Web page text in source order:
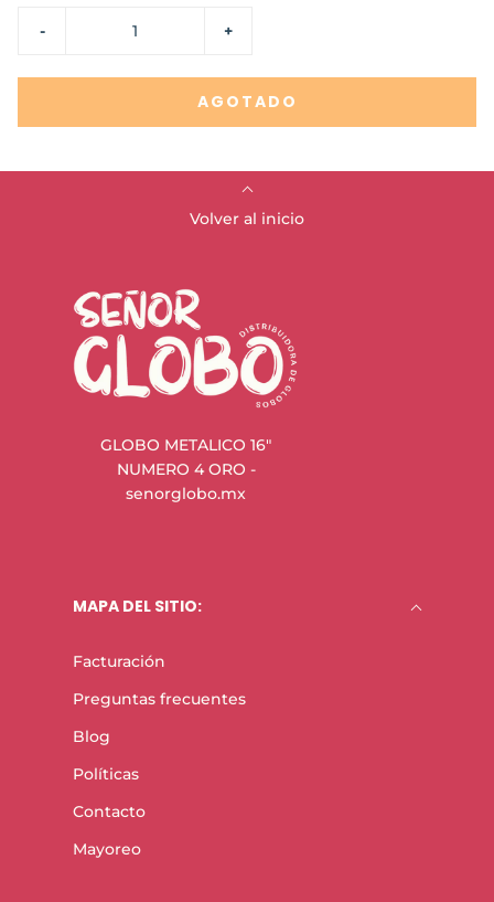
- +
AGOTADO
Volver al inicio
GLOBO METALICO 16"
NUMERO 4 ORO -
senorglobo.mx
MAPA DEL SITIO:
Facturación
Preguntas frecuentes
Blog
Políticas
Contacto
Mayoreo